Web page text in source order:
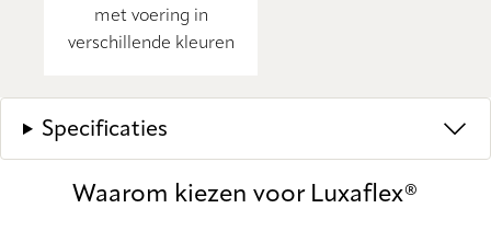
met voering in
verschillende kleuren
Specificaties
Waarom kiezen voor Luxaflex®